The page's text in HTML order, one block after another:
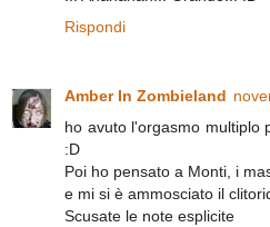
Rispondi
Amber In Zombieland
ho avuto l'orgasmo multiplo
:D
Poi ho pensato a Monti, i
e mi si è ammosciato il
Scusate le note esplicite